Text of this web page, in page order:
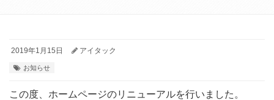
2019年1月15日 アイタック
お知らせ
この度、ホームページのリニューアルを行いました。